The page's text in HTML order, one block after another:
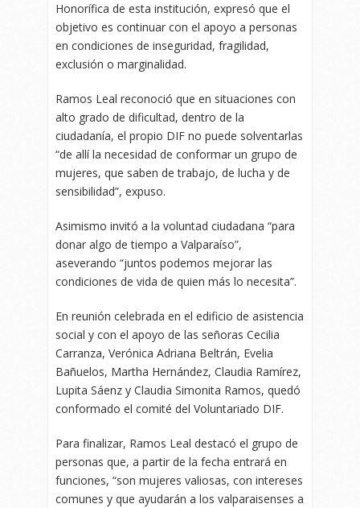
Honorífica de esta institución, expresó que el
objetivo es continuar con el apoyo a personas
en condiciones de inseguridad, fragilidad,
exclusión o marginalidad.
Ramos Leal reconoció que en situaciones con
alto grado de dificultad, dentro de la
ciudadanía, el propio DIF no puede solventarlas
“de allí la necesidad de conformar un grupo de
mujeres, que saben de trabajo, de lucha y de
sensibilidad”, expuso.
Asimismo invitó a la voluntad ciudadana “para
donar algo de tiempo a Valparaíso”,
aseverando “juntos podemos mejorar las
condiciones de vida de quien más lo necesita”.
En reunión celebrada en el edificio de asistencia
social y con el apoyo de las señoras Cecilia
Carranza, Verónica Adriana Beltrán, Evelia
Bañuelos, Martha Hernández, Claudia Ramírez,
Lupita Sáenz y Claudia Simonita Ramos, quedó
conformado el comité del Voluntariado DIF.
Para finalizar, Ramos Leal destacó el grupo de
personas que, a partir de la fecha entrará en
funciones, “son mujeres valiosas, con intereses
comunes y que ayudarán a los valparaisenses a